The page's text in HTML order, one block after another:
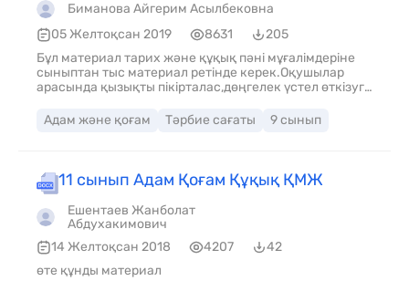
Биманова Айгерим Асылбековна
05 Желтоқсан 2019
8631
205
Бұл материал тарих және құқық пәні мұғалімдеріне
сыныптан тыс материал ретінде керек.Оқушылар
арасында қызықты пікірталас,дөңгелек үстел өткізуге
Адам және қоғам
Тәрбие сағаты 9 сынып
11 сынып Адам Қоғам Құқық ҚМЖ
Ешентаев Жанболат
Абдухакимович
14 Желтоқсан 2018
4207
42
өте құнды материал